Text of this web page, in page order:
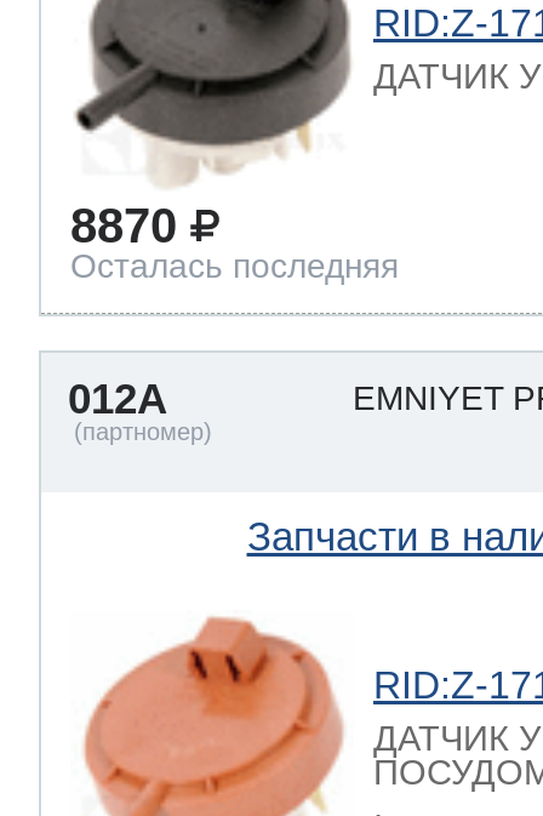
RID:Z-
ДАТЧИК
8870
Осталась последняя
012A EMNIYET
Запчасти в
RID:Z-
ДАТЧИК
,